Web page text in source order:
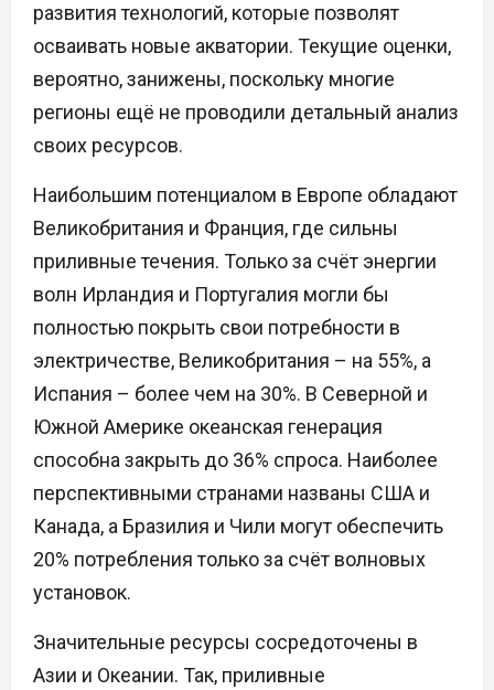
развития технологий, которые позволят
осваивать новые акватории. Текущие оценки,
вероятно, занижены, поскольку многие
регионы ещё не проводили детальный анализ
своих ресурсов.
Наибольшим потенциалом в Европе обладают
Великобритания и Франция, где сильны
приливные течения. Только за счёт энергии
волн Ирландия и Португалия могли бы
полностью покрыть свои потребности в
электричестве, Великобритания – на 55%, а
Испания – более чем на 30%. В Северной и
Южной Америке океанская генерация
способна закрыть до 36% спроса. Наиболее
перспективными странами названы США и
Канада, а Бразилия и Чили могут обеспечить
20% потребления только за счёт волновых
установок.
Значительные ресурсы сосредоточены в
Азии и Океании. Так, приливные